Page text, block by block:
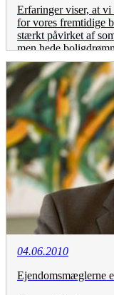
Erfaringer viser, at
for vores fremtidige
stærkt påvirket af
men hede
04.06.2010
Ejendomsmæglerne